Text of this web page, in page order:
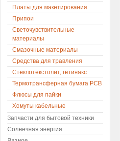
Платы для макетирования
Припои
Светочувствительные
материалы
Смазочные материалы
Средства для травления
Стеклотекстолит, гетинакс
Термотрансферная бумага PCB
Флюсы для пайки
Хомуты кабельные
Запчасти для бытовой техники
Солнечная энергия